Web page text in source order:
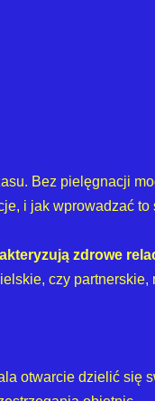
Bez pielęgnacji
i jak wprowadzać
zdrowe
czy
otwarcie dzielić